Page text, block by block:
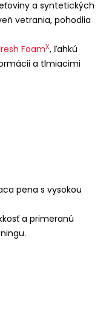
a syntetických
vetrania, pohodlia
FoamX, ľahkú
a tlmiacimi
pena s vysokou
a primeranú